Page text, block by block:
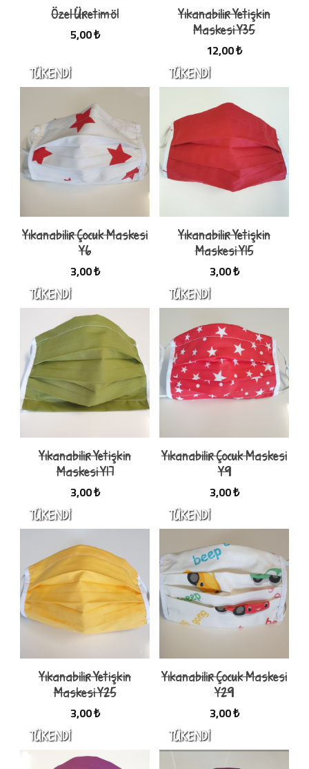
Özel Üretim ö1
5,00 ₺
Yıkanabilir Yetişkin
Maskesi Y35
12,00 ₺
Yıkanabilir Çocuk Maskesi
Y6
3,00 ₺
Yıkanabilir Yetişkin
Maskesi Y15
3,00 ₺
Yıkanabilir Yetişkin
Maskesi Y17
3,00 ₺
Yıkanabilir Çocuk Maskesi
Y9
3,00 ₺
Yıkanabilir Yetişkin
Maskesi Y25
3,00 ₺
Yıkanabilir Çocuk Maskesi
Y29
3,00 ₺